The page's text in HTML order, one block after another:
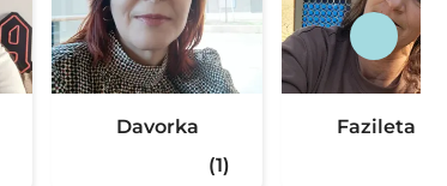
Davorka
(1)
Fazileta S.